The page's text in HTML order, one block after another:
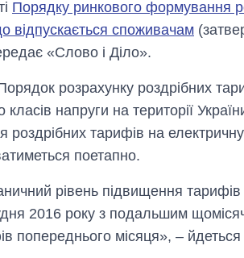
Порядку ринкового формування
відпускається споживачам
«Слово і Діло».
розрахунку роздрібних
класів напруги на території
тарифів на
поетапно.
рівень підвищення
2016 року з подальшим
попереднього місяця», – йдеться